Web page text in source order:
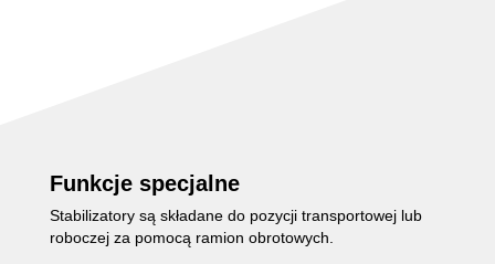
Funkcje specjalne
Stabilizatory są składane do pozycji transportowej lub
roboczej za pomocą ramion obrotowych.